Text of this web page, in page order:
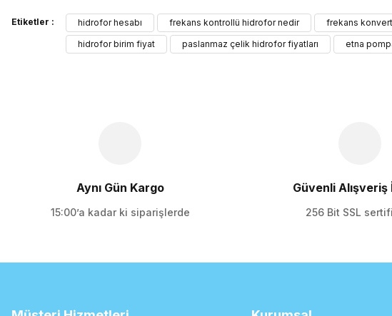
Görüş ve önerileriniz için teşekkür ederiz.
Etiketler : hidrofor hesabı frekans kontrollü hidrofor nedir frekans
hidrofor birim fiyat
paslanmaz çelik hidrofor fiyatları etna
Aynı Gün Kargo
15:00’a kadar ki siparişlerde
Güvenli Alışveriş
256 Bit SSL